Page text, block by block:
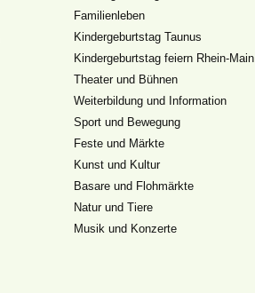
Familienleben
Kindergeburtstag Taunus
Kindergeburtstag feiern Rhein-Main
Theater und Bühnen
Weiterbildung und Information
Sport und Bewegung
Feste und Märkte
Kunst und Kultur
Basare und Flohmärkte
Natur und Tiere
Musik und Konzerte